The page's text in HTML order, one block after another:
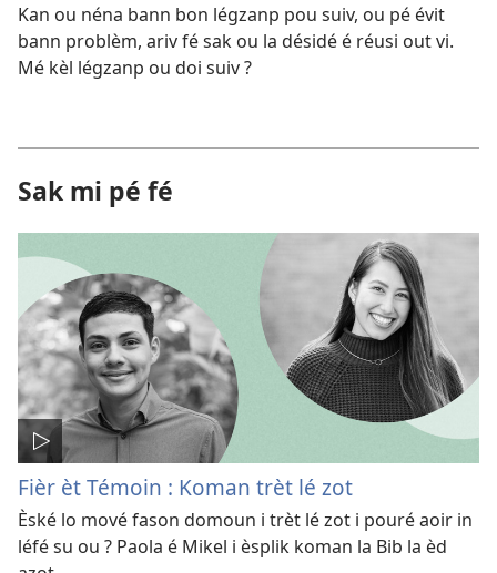
Kan ou néna bann bon légzanp pou suiv, ou pé évit
bann problèm, ariv fé sak ou la désidé é réusi out vi.
Mé kèl légzanp ou doi suiv ?
Sak mi pé fé
Fièr èt Témoin : Koman trèt lé zot
Èské lo mové fason domoun i trèt lé zot i pouré aoir in
léfé su ou ? Paola é Mikel i èsplik koman la Bib la èd